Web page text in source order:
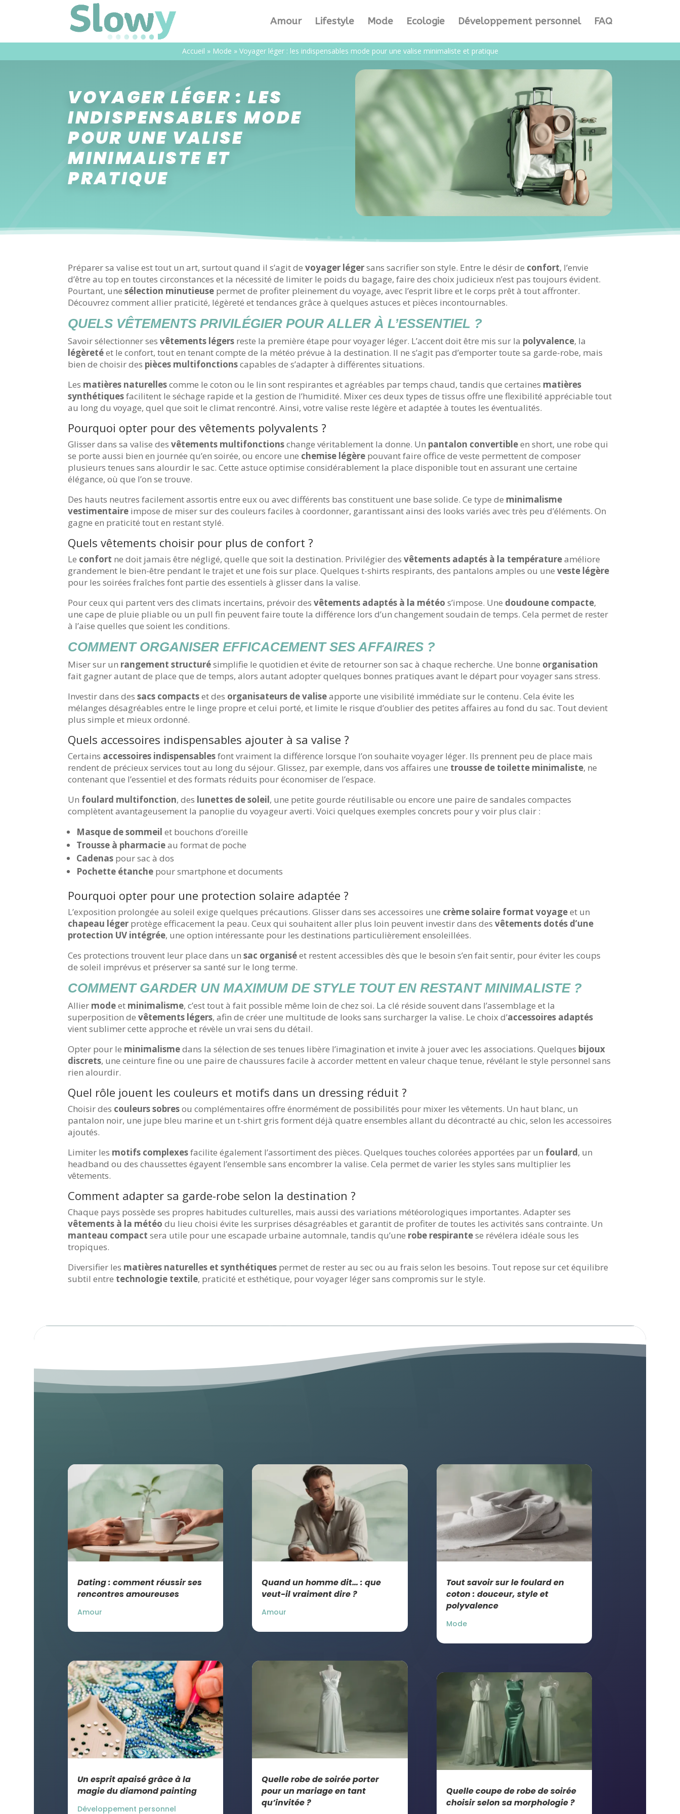
Amour Lifestyle Mode Ecologie Développement personnel FAQ
Accueil » Mode » Voyager léger : les indispensables mode pour une valise minimaliste et pratique
VOYAGER LÉGER : LES
INDISPENSABLES MODE
POUR UNE VALISE
MINIMALISTE ET
PRATIQUE
Préparer sa valise est tout un art, surtout quand il s’agit devoyager légersans sacrifier son style. Entre le désir de confort, l’envie
d’être au top en toutes circonstances et la nécessité de limiter le poids du bagage, faire des choix judicieux n’est pas toujours évident.
Pourtant, unesélection minutieuse permet de profiter pleinement du voyage, avec l’esprit libre et le corps prêt à tout affronter.
Découvrez comment allier praticité, légèreté et tendances grâce à quelques astuces et pièces incontournables.
QUELS VÊTEMENTS PRIVILÉGIER POUR ALLER À L’ESSENTIEL ?
Savoir sélectionner sesvêtements légers reste la première étape pour voyager léger. L’accent doit être mis sur la polyvalence, la
légèretéet le confort, tout en tenant compte de la météo prévue à la destination. Il ne s’agit pas d’emporter toute sa garde-robe, mais
bien de choisir des pièces multifonctionscapables de s’adapter à différentes situations.
Les matières naturellescomme le coton ou le lin sont respirantes et agréables par temps chaud, tandis que certaines matières
synthétiquesfacilitent le séchage rapide et la gestion de l’humidité. Mixer ces deux types de tissus offre une flexibilité appréciable tout
au long du voyage, quel que soit le climat rencontré. Ainsi, votre valise reste légère et adaptée à toutes les éventualités.
Pourquoi opter pour des vêtements polyvalents ?
Glisser dans sa valise desvêtements multifonctionschange véritablement la donne. Un pantalon convertibleen short, une robe qui
se porte aussi bien en journée qu’en soirée, ou encore une chemise légère pouvant faire office de veste permettent de composer
plusieurs tenues sans alourdir le sac. Cette astuce optimise considérablement la place disponible tout en assurant une certaine
élégance, où que l’on se trouve.
Des hauts neutres facilement assortis entre eux ou avec différents bas constituent une base solide. Ce type de minimalisme
vestimentaire impose de miser sur des couleurs faciles à coordonner, garantissant ainsi des looks variés avec très peu d’éléments. On
gagne en praticité tout en restant stylé.
Quels vêtements choisir pour plus de confort ?
Le confort ne doit jamais être négligé, quelle que soit la destination. Privilégier desvêtements adaptés à la températureaméliore
grandement le bien-être pendant le trajet et une fois sur place. Quelques t-shirts respirants, des pantalons amples ou uneveste légère
pour les soirées fraîches font partie des essentiels à glisser dans la valise.
Pour ceux qui partent vers des climats incertains, prévoir desvêtements adaptés à la météo s’impose. Une doudoune compacte,
une cape de pluie pliable ou un pull fin peuvent faire toute la différence lors d’un changement soudain de temps. Cela permet de rester
à l’aise quelles que soient les conditions.
COMMENT ORGANISER EFFICACEMENT SES AFFAIRES ?
Miser sur un rangement structurésimplifie le quotidien et évite de retourner son sac à chaque recherche. Une bonne organisation
fait gagner autant de place que de temps, alors autant adopter quelques bonnes pratiques avant le départ pour voyager sans stress.
Investir dans dessacs compactset des organisateurs de valiseapporte une visibilité immédiate sur le contenu. Cela évite les
mélanges désagréables entre le linge propre et celui porté, et limite le risque d’oublier des petites affaires au fond du sac. Tout devient
plus simple et mieux ordonné.
Quels accessoires indispensables ajouter à sa valise ?
Certains accessoires indispensablesfont vraiment la différence lorsque l’on souhaite voyager léger. Ils prennent peu de place mais
rendent de précieux services tout au long du séjour. Glissez, par exemple, dans vos affaires une trousse de toilette minimaliste, ne
contenant que l’essentiel et des formats réduits pour économiser de l’espace.
Un foulard multifonction, des lunettes de soleil, une petite gourde réutilisable ou encore une paire de sandales compactes
complètent avantageusement la panoplie du voyageur averti. Voici quelques exemples concrets pour y voir plus clair :
Masque de sommeil et bouchons d’oreille
Trousse à pharmacieau format de poche
Cadenas pour sac à dos
Pochette étanche pour smartphone et documents
Pourquoi opter pour une protection solaire adaptée ?
L’exposition prolongée au soleil exige quelques précautions. Glisser dans ses accessoires une crème solaire format voyageet un
chapeau léger protège efficacement la peau. Ceux qui souhaitent aller plus loin peuvent investir dans desvêtements dotés d’une
protection UV intégrée, une option intéressante pour les destinations particulièrement ensoleillées.
Ces protections trouvent leur place dans unsac organiséet restent accessibles dès que le besoin s’en fait sentir, pour éviter les coups
de soleil imprévus et préserver sa santé sur le long terme.
COMMENT GARDER UN MAXIMUM DE STYLE TOUT EN RESTANT MINIMALISTE ?
Allier modeet minimalisme, c’est tout à fait possible même loin de chez soi. La clé réside souvent dans l’assemblage et la
superposition devêtements légers, afin de créer une multitude de looks sans surcharger la valise. Le choix d’accessoires adaptés
vient sublimer cette approche et révèle un vrai sens du détail.
Opter pour le minimalismedans la sélection de ses tenues libère l’imagination et invite à jouer avec les associations. Quelques bijoux
discrets, une ceinture fine ou une paire de chaussures facile à accorder mettent en valeur chaque tenue, révélant le style personnel sans
rien alourdir.
Quel rôle jouent les couleurs et motifs dans un dressing réduit ?
Choisir des couleurs sobresou complémentaires offre énormément de possibilités pour mixer les vêtements. Un haut blanc, un
pantalon noir, une jupe bleu marine et un t-shirt gris forment déjà quatre ensembles allant du décontracté au chic, selon les accessoires
ajoutés.
Limiter les motifs complexesfacilite également l’assortiment des pièces. Quelques touches colorées apportées par un foulard, un
headband ou des chaussettes égayent l’ensemble sans encombrer la valise. Cela permet de varier les styles sans multiplier les
vêtements.
Comment adapter sa garde-robe selon la destination ?
Chaque pays possède ses propres habitudes culturelles, mais aussi des variations météorologiques importantes. Adapter ses
vêtements à la météo du lieu choisi évite les surprises désagréables et garantit de profiter de toutes les activités sans contrainte. Un
manteau compact sera utile pour une escapade urbaine automnale, tandis qu’une robe respirantese révélera idéale sous les
tropiques.
Diversifier les matières naturelles et synthétiques permet de rester au sec ou au frais selon les besoins. Tout repose sur cet équilibre
subtil entre technologie textile, praticité et esthétique, pour voyager léger sans compromis sur le style.
Dating : comment réussir ses
rencontres amoureuses
Amour
Un esprit apaisé grâce à la
magie du diamond painting
Développement personnel
Quand un homme dit… : que
veut-il vraiment dire ?
Amour
Quelle robe de soirée porter
pour un mariage en tant
qu’invitée ?
Tout savoir sur le foulard en
coton : douceur, style et
polyvalence
Mode
Quelle coupe de robe de soirée
choisir selon sa morphologie ?